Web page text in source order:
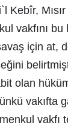
Kebîr,
vakfını bu
için at,
olan
vakıfta
vakfı